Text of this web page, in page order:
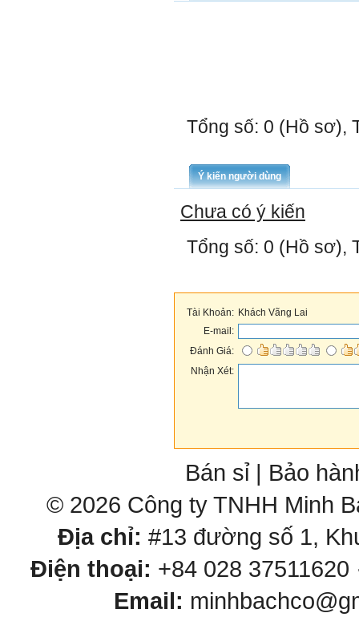
Tổng số: 0 (Hồ sơ),
Ý kiến người dùng
Chưa có ý kiến
Tổng số: 0 (Hồ sơ),
Tài Khoản: Khách Vãng Lai
E-mail:
Đánh Giá:
Nhận Xét:
Bán sỉ| Bảo
© 2026 Công ty TNHH Minh
Địa chỉ: #13 đường số 1,
Điện thoại: +84 028 37511620
Email: